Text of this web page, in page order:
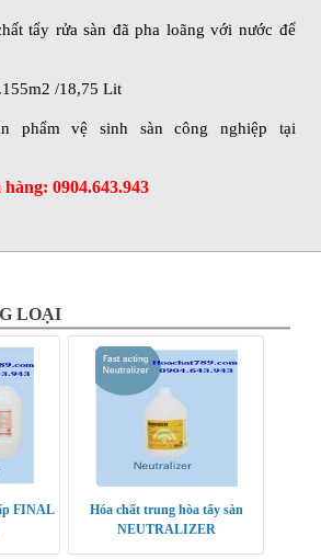
tẩy rửa sàn đã pha loãng với nước để
/18,75 Lit
phẩm vệ sinh sàn công nghiệp tại
0904.643.943
LOẠI
FINAL
Hóa chất trung hòa tẩy sàn
NEUTRALIZER